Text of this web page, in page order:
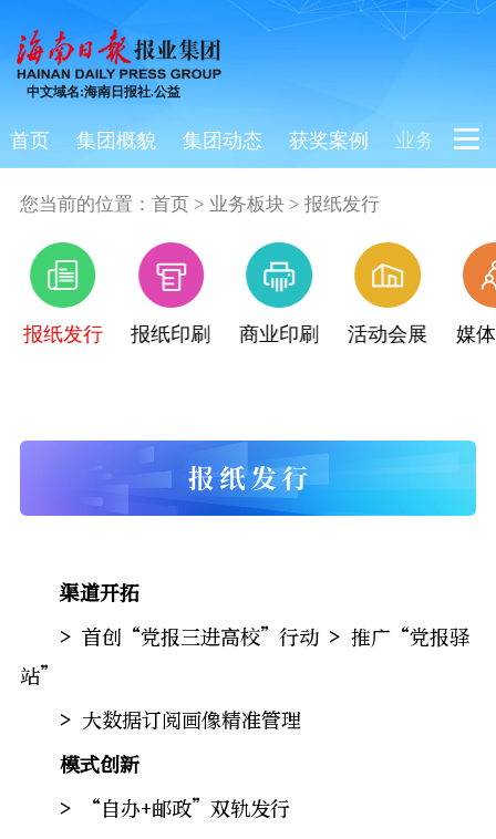
中文域名:海南日报社.公益
首页 集团概貌 集团动态 获奖案例 业务板块
您当前的位置： 首页 > 业务板块> 报纸发行
报纸发行 报纸印刷 商业印刷 活动会展 媒
渠道开拓
> 首创“党报三进高校”行动 > 推广“党报驿
站”
> 大数据订阅画像精准管理
模式创新
> “自办+邮政”双轨发行